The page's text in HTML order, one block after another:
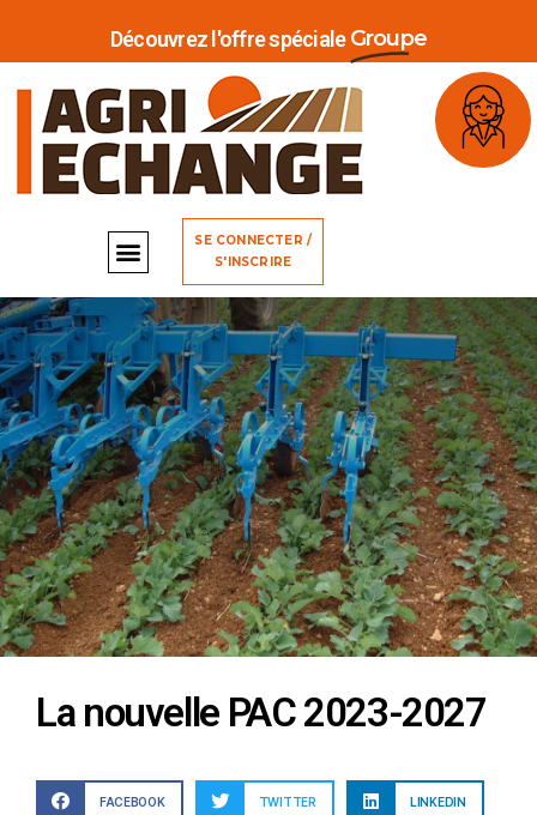
Découvrez l'offre spéciale Groupe
SE CONNECTER /
S'INSCRIRE
La nouvelle PAC 2023-2027
FACEBOOK TWITTER LINKEDIN